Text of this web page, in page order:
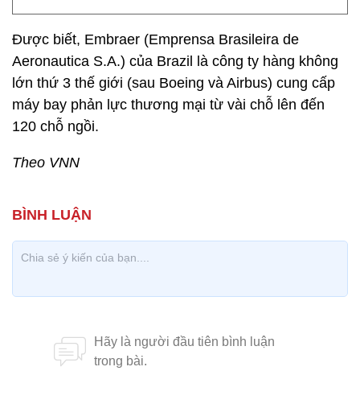
Được biết, Embraer (Emprensa Brasileira de
Aeronautica S.A.) của Brazil là công ty hàng không
lớn thứ 3 thế giới (sau Boeing và Airbus) cung cấp
máy bay phản lực thương mại từ vài chỗ lên đến
120 chỗ ngồi.
Theo VNN